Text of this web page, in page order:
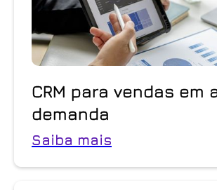
CRM para vendas em
demanda
Saiba mais